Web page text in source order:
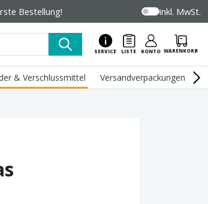
Bestellung! inkl. MwSt.
SERVICE LISTE KONTO WARENKORB
& Verschlussmittel Versandverpackungen